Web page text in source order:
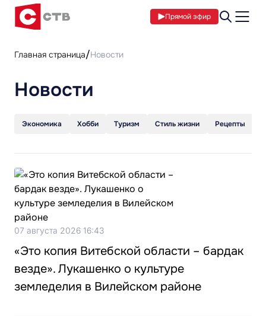
Прямой эфир
Главная страница Новости
Новости
Экономика Хобби Туризм Стиль жизни Рецепты
07 августа 2026 16:43
«Это копия Витебской области – бардак
везде». Лукашенко о культуре
земледелия в Вилейском районе